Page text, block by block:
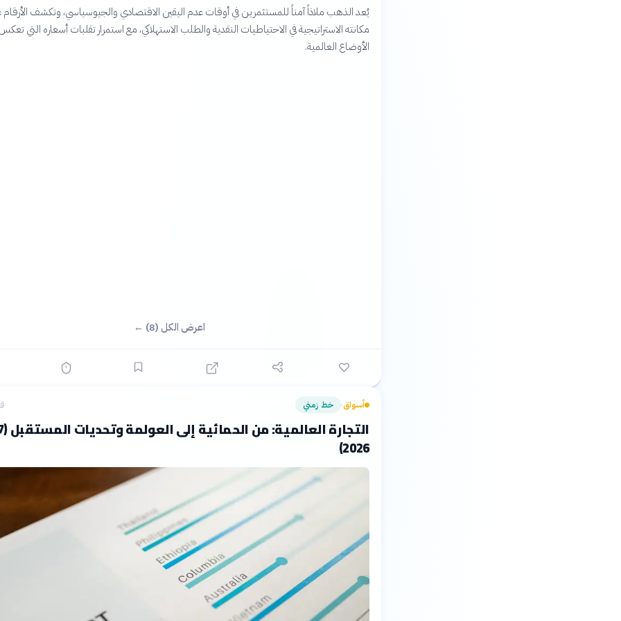
يُعد الذهب ملاذاً آمناً للمستثمرين في أوقات عدم اليقين الاقتصادي والجيوسياسي، وتكشف
مكانته الاستراتيجية في الاحتياطيات النقدية والطلب الاستهلاكي، مع استمرار تقلبات أسعاره التي
الأوضاع العالمية.
اعرض الكل (8) ←
أسواق› خط زمني
2026)